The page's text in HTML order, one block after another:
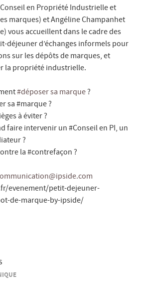
en Propriété Industrielle et
marques) et Angéline Champanhet
vous accueillent dans le cadre des
déjeuner d’échanges informels pour
sur les dépôts de marques, et
la propriété industrielle.
#déposer sa marque?
sa #marque ?
à éviter ?
faire intervenir un #Conseil en PI, un
?
la #contrefaçon ?
evenement/petit-dejeuner-
de-marque-by-ipside/